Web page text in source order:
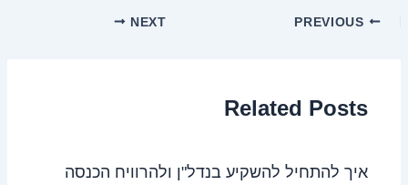
NEXT
Related Posts
איך להתחיל להשקיע בנדל"ן ולהרוויח הכנסה